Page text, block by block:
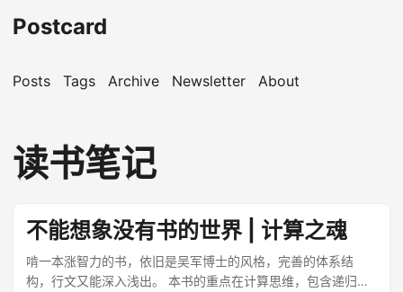
Postcard
Posts Tags Archive Newsletter About
读书笔记
不能想象没有书的世界 | 计算之魂
啃一本涨智力的书，依旧是吴军博士的风格，完善的体系结
构，行文又能深入浅出。 本书的重点在计算思维，包含递归、